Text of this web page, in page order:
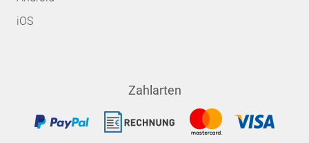
iOS
Zahlarten